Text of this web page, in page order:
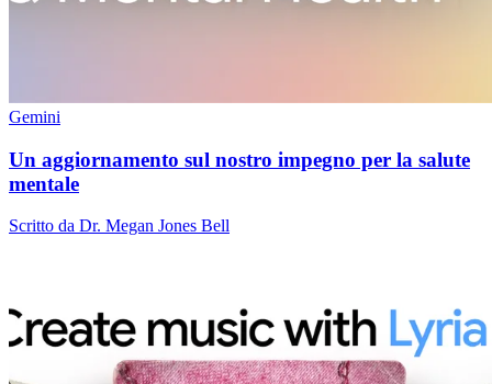
Gemini
Un aggiornamento sul nostro impegno per la salute
mentale
Scritto da Dr. Megan Jones Bell